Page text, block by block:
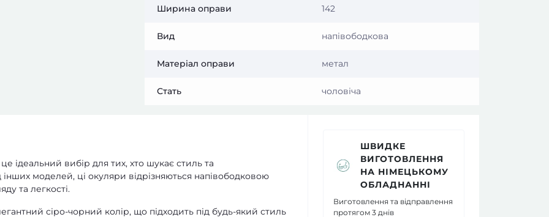
Ширина оправи 142
Вид напівободкова
Матеріал оправи метал
Стать чоловіча
ідеальний вибір для тих, хто шукає стиль та
інших моделей, ці окуляри відрізняються напівободковою
та легкості.
сіро-чорний колір, що підходить під будь-який стиль
ШВИДКЕ
ВИГОТОВЛЕННЯ
НА НІМЕЦЬКОМУ
ОБЛАДНАННІ
Виготовлення та відправлення
протягом 3 днів